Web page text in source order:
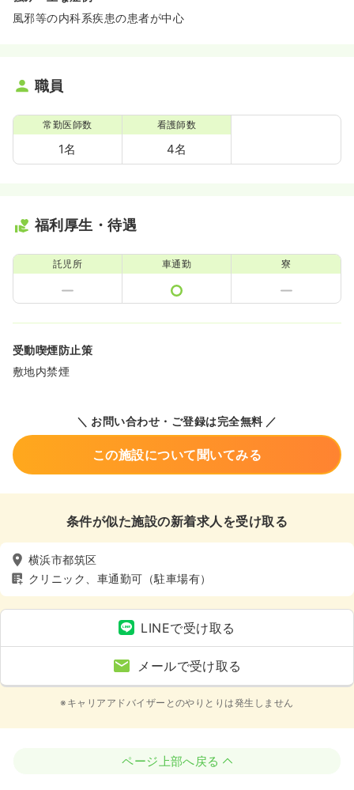
風邪等の内科系疾患の患者が中心
職員
常勤医師数
1名
看護師数
4名
福利厚生・待遇
託児所 車通勤 寮
受動喫煙防止策
敷地内禁煙
＼ お問い合わせ・ご登録は完全無料 ／
この施設について聞いてみる
条件が似た施設の新着求人を受け取る
横浜市都筑区
クリニック、車通勤可（駐車場有）
LINEで受け取る
メールで受け取る
※キャリアアドバイザーとのやりとりは発生しません
ページ上部へ戻る